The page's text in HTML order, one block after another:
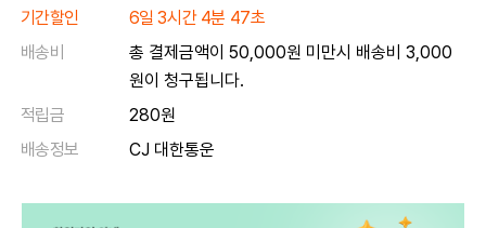
기간할인
6일 3시간 4분 47초
배송비
총 결제금액이 50,000원 미만시 배송비 3,000
원이 청구됩니다.
적립금
280원
배송정보
CJ 대한통운